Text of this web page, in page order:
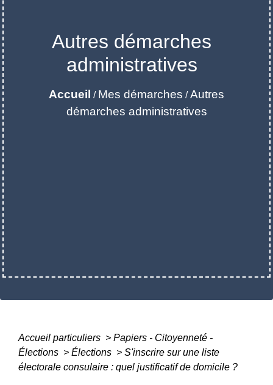
Autres démarches
administratives
Accueil / Mes démarches /Autres
démarches administratives
Accueil particuliers > Papiers - Citoyenneté -
Élections > Élections > S'inscrire sur une liste
électorale consulaire : quel justificatif de domicile ?